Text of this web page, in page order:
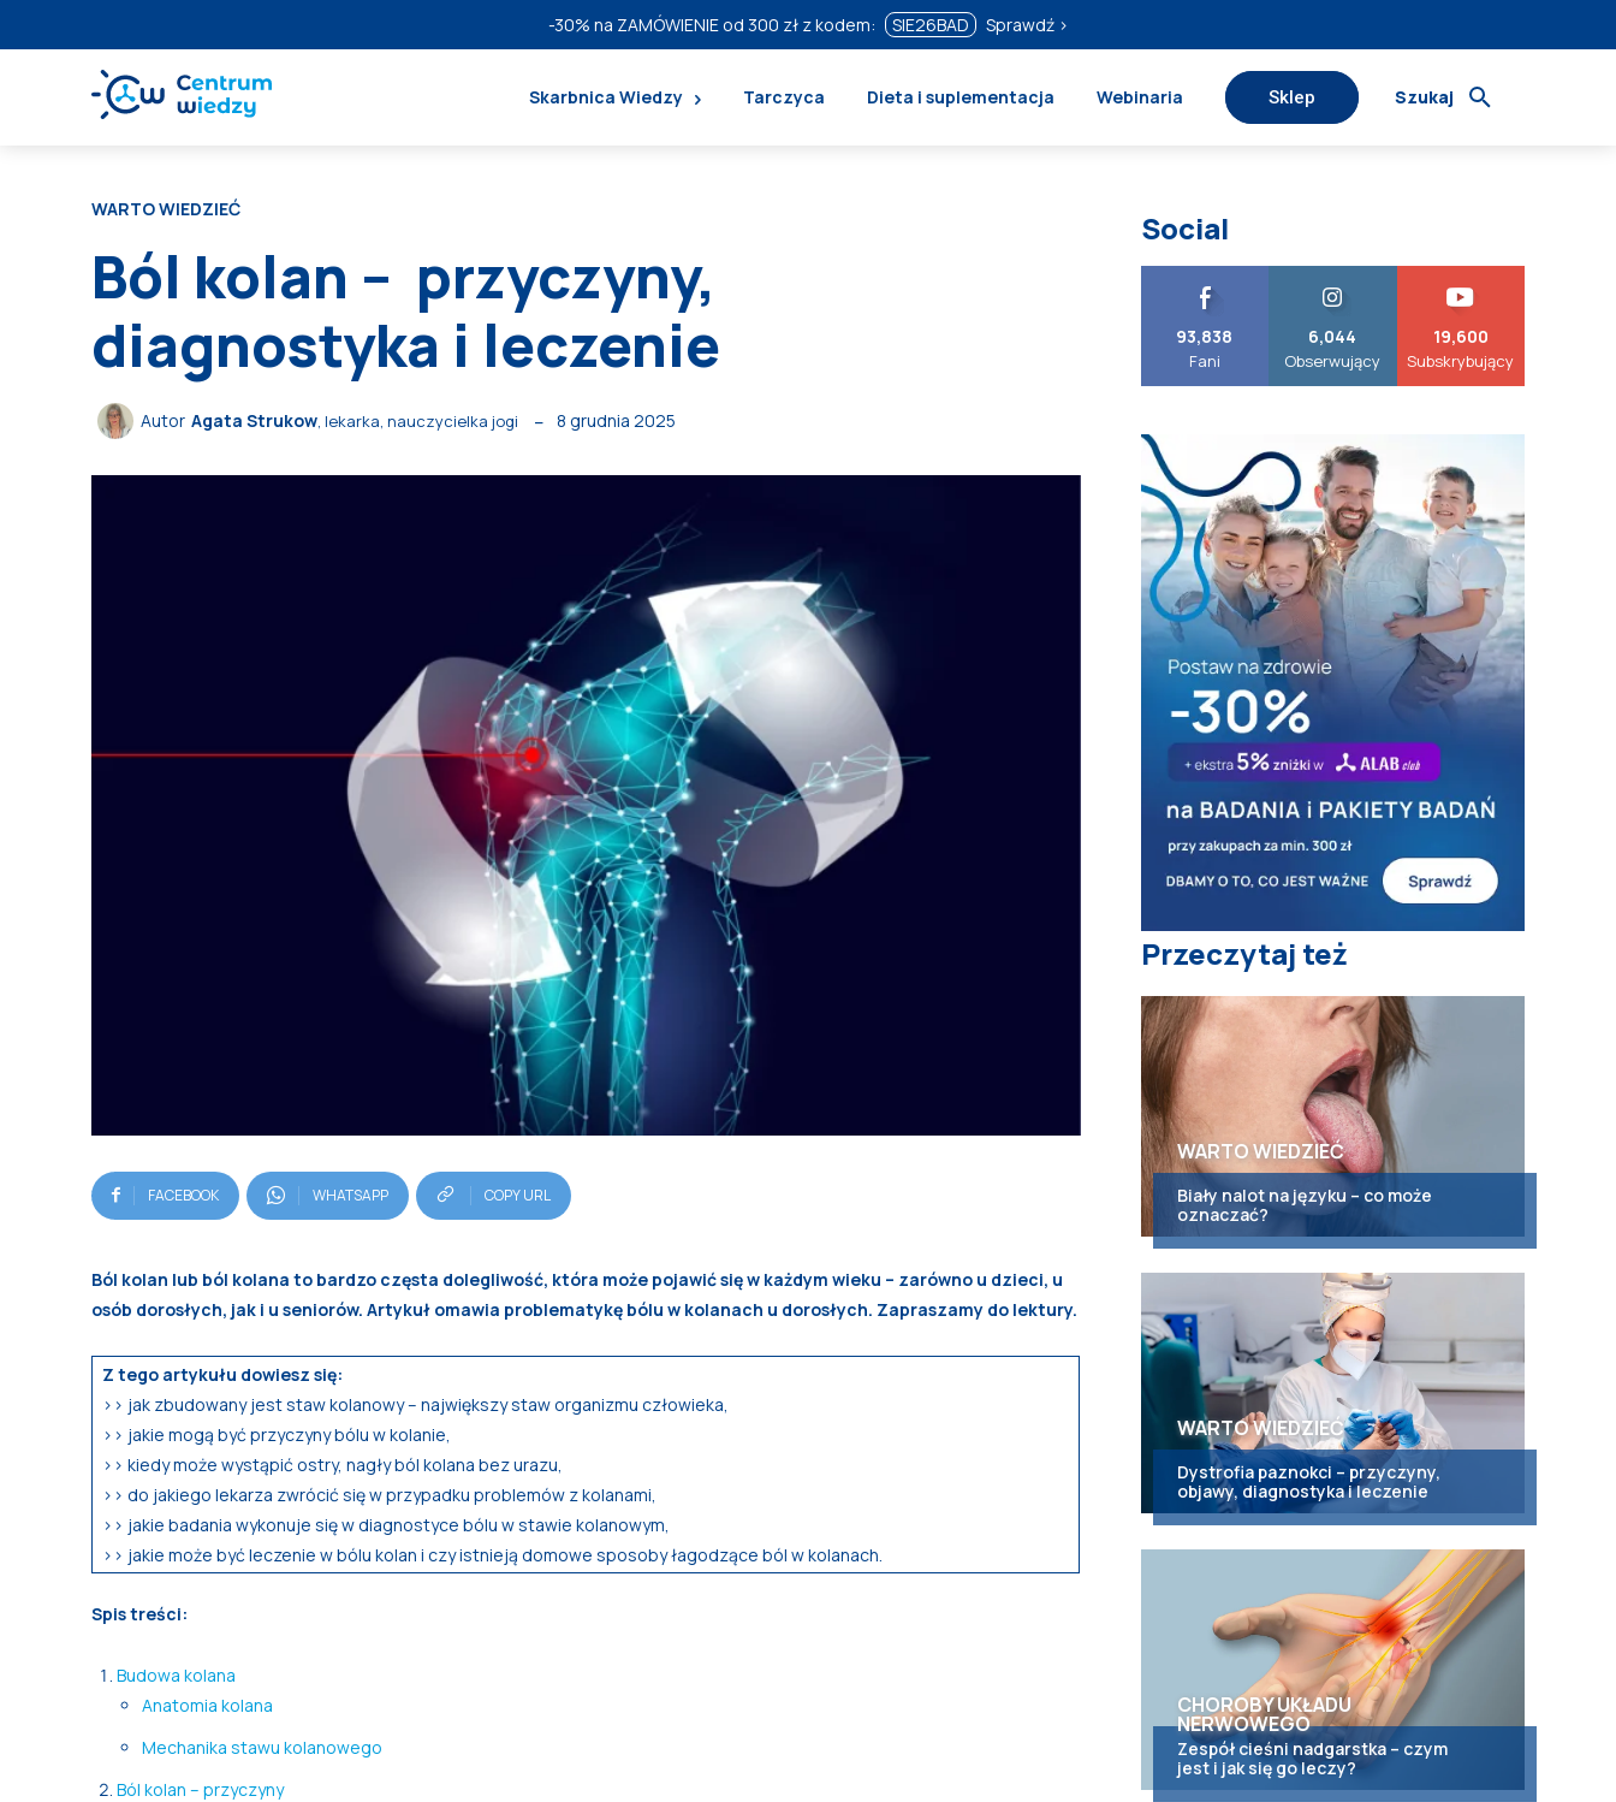
-30% na ZAMÓWIENIE od 300 zł z kodem: SIE26BAD Sprawdź ›
Szukaj
Skarbnica Wiedzy Tarczyca Dieta i suplementacja Webinaria Sklep
WARTO WIEDZIEĆ
Ból kolan – przyczyny,
diagnostyka i leczenie
Autor Agata Strukow, lekarka, nauczycielka jogi 8 grudnia 2025
FACEBOOK WHATSAPP COPY URL
Ból kolan lub ból kolana to bardzo częsta dolegliwość, która może pojawić się w każdym wieku – zarówno u dzieci, u
osób dorosłych, jak i u seniorów. Artykuł omawia problematykę bólu w kolanach u dorosłych. Zapraszamy do lektury.
Z tego artykułu dowiesz się:
>> jak zbudowany jest staw kolanowy – największy staw organizmu człowieka,
>> jakie mogą być przyczyny bólu w kolanie,
>> kiedy może wystąpić ostry, nagły ból kolana bez urazu,
>> do jakiego lekarza zwrócić się w przypadku problemów z kolanami,
>> jakie badania wykonuje się w diagnostyce bólu w stawie kolanowym,
>> jakie może być leczenie w bólu kolan i czy istnieją domowe sposoby łagodzące ból w kolanach.
Spis treści:
Budowa kolana
Anatomia kolana
Mechanika stawu kolanowego
Ból kolan – przyczyny
Social
93,838
Fani
6,044
Obserwujący
19,600
Subskrybujący
Przeczytaj też
WARTO WIEDZIEĆ
Biały nalot na języku – co może
oznaczać?
WARTO WIEDZIEĆ
Dystrofia paznokci – przyczyny,
objawy, diagnostyka i leczenie
CHOROBY UKŁADU
NERWOWEGO
Zespół cieśni nadgarstka – czym
jest i jak się go leczy?